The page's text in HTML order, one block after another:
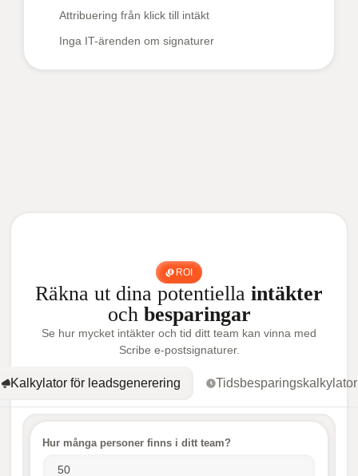
Attribuering från klick till intäkt
Inga IT-ärenden om signaturer
ROI
Räkna ut dina potentiella intäkter
och besparingar
Se hur mycket intäkter och tid ditt team kan vinna med
Scribe e-postsignaturer.
Kalkylator för leadsgenerering Tidsbesparingskalkylator
Hur många personer finns i ditt team?